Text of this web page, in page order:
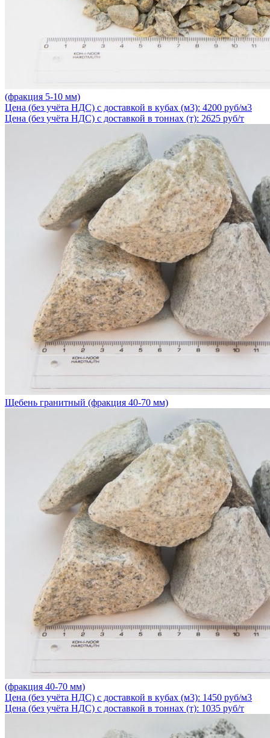
(фракция 5-10 мм)
Цена (без учёта НДС) с доставкой в кубах (м3): 4200 руб/м3
Цена (без учёта НДС) с доставкой в тоннах (т): 2625 руб/т
Щебень гранитный (фракция 40-70 мм)
(фракция 40-70 мм)
Цена (без учёта НДС) с доставкой в кубах (м3): 1450 руб/м3
Цена (без учёта НДС) с доставкой в тоннах (т): 1035 руб/т